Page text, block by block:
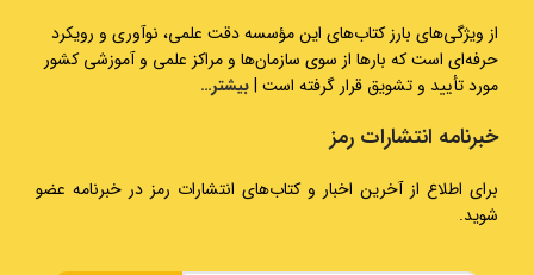
از ویژگی‌های بارز کتاب‌های این مؤسسه دقت علمی، نوآوری و رویکرد
حرفه‌ای است که بارها از سوی سازمان‌ها و مراکز علمی و آموزشی کشور
مورد تأیید و تشویق قرار گرفته است |بیشتر…
خبرنامه انتشارات رمز
برای اطلاع از آخرین اخبار و کتاب‌های انتشارات رمز در خبرنامه عضو
شوید.